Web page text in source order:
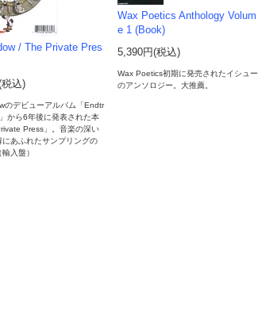
/ The Private Pres
込)
のデビューアルバム「Endtr
から6年後に発表された本
Press」。音楽の深い
にあふれたサンプリングの
入盤）
Wax Poetics Anthology Volum
e 1 (Book)
5,390円(税込)
Wax Poetics初期に発売されたイシュー
のアンソロジー。大推薦。